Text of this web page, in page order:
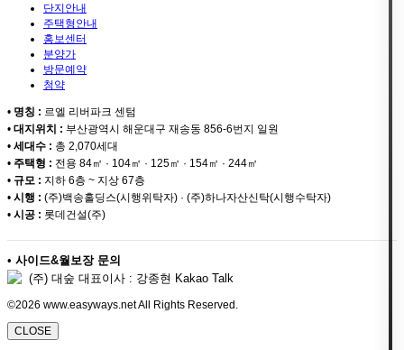
단지안내
주택형안내
홍보센터
분양가
방문예약
청약
• 명칭 : 르엘 리버파크 센텀
• 대지위치 : 부산광역시 해운대구 재송동 856-6번지 일원
• 세대수 : 총 2,070세대
• 주택형 : 전용 84㎡ · 104㎡ · 125㎡ · 154㎡ · 244㎡
• 규모 : 지하 6층 ~ 지상 67층
• 시행 : (주)백송홀딩스(시행위탁자) · (주)하나자산신탁(시행수탁자)
• 시공 : 롯데건설(주)
• 사이드&월보장 문의
(주) 대숲 대표이사 : 강종현 Kakao Talk
©2026 www.easyways.net All Rights Reserved.
CLOSE